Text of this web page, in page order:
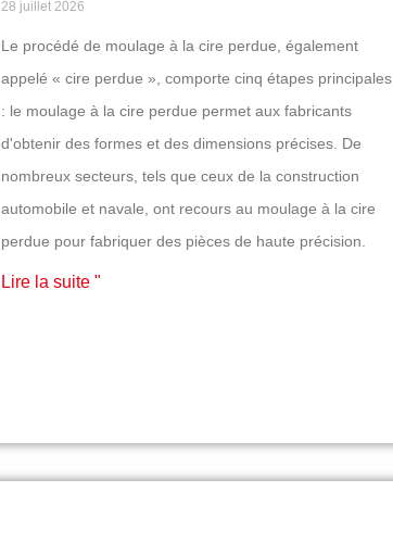
28 juillet 2026
Le procédé de moulage à la cire perdue, également
appelé « cire perdue », comporte cinq étapes principales
: le moulage à la cire perdue permet aux fabricants
d'obtenir des formes et des dimensions précises. De
nombreux secteurs, tels que ceux de la construction
automobile et navale, ont recours au moulage à la cire
perdue pour fabriquer des pièces de haute précision.
Lire la suite "